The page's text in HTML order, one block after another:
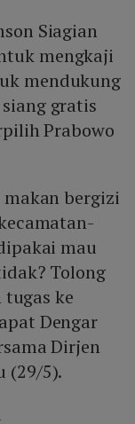
Siagian
mengkaji
mendukung
gratis
Prabowo
bergizi
mau
Tolong
ke
Dengar
Dirjen
(29/5).